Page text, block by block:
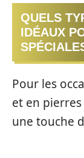
QUELS
IDÉAUX
Pour les
et en
une touche